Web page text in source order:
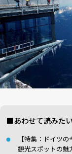
■あわせて読みたい
【特集：ドイツ
観光スポットの魅